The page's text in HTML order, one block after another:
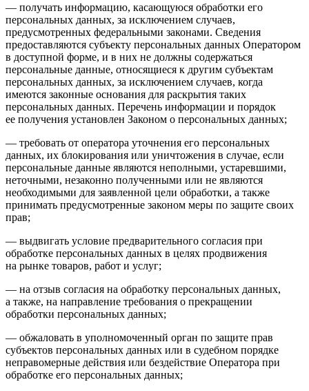
— получать информацию, касающуюся обработки его
персональных данных, за исключением случаев,
предусмотренных федеральными законами. Сведения
предоставляются субъекту персональных данных Оператором
в доступной форме, и в них не должны содержаться
персональные данные, относящиеся к другим субъектам
персональных данных, за исключением случаев, когда
имеются законные основания для раскрытия таких
персональных данных. Перечень информации и порядок
ее получения установлен Законом о персональных данных;
— требовать от оператора уточнения его персональных
данных, их блокирования или уничтожения в случае, если
персональные данные являются неполными, устаревшими,
неточными, незаконно полученными или не являются
необходимыми для заявленной цели обработки, а также
принимать предусмотренные законом меры по защите своих
прав;
— выдвигать условие предварительного согласия при
обработке персональных данных в целях продвижения
на рынке товаров, работ и услуг;
— на отзыв согласия на обработку персональных данных,
а также, на направление требования о прекращении
обработки персональных данных;
— обжаловать в уполномоченный орган по защите прав
субъектов персональных данных или в судебном порядке
неправомерные действия или бездействие Оператора при
обработке его персональных данных;